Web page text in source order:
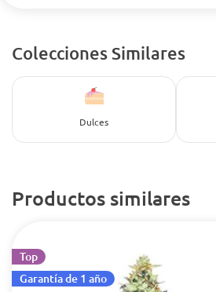
Colecciones Similares
Dulces
Productos similares
Top
Garantía de 1 año